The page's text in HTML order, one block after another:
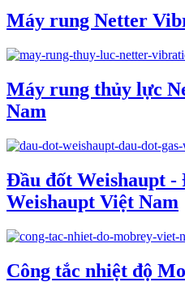
Máy rung Netter
Máy rung thủy lực
Nam
Đầu đốt Weishaupt -
Weishaupt Việt Nam
Công tắc nhiệt độ